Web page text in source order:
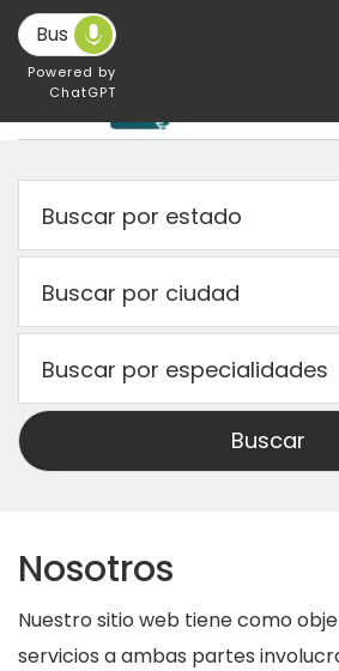
Powered by
ChatGPT
Nosotros
Nuestro sitio web tiene como
servicios a ambas partes